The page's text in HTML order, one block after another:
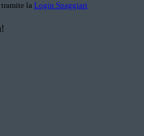
la Login Spaggiari